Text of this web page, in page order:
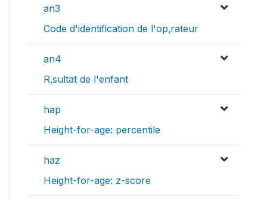
an3
Code d'identification de l'op‚rateur
an4
R‚sultat de l'enfant
hap
Height-for-age: percentile
haz
Height-for-age: z-score